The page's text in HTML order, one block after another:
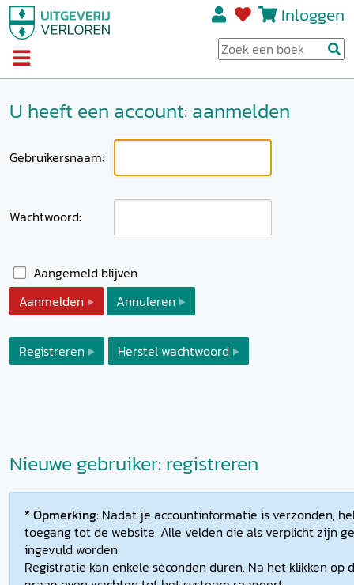
Inloggen
U heeft een account: aanmelden
Gebruikersnaam:
Wachtwoord:
Aangemeld blijven
Aanmelden
Annuleren
Registreren Herstel wachtwoord
Nieuwe gebruiker: registreren
* Opmerking: Nadat je accountinformatie is verzonden,
toegang tot de website. Alle velden die als verplicht zijn
ingevuld worden.
Registratie kan enkele seconden duren. Na het klikken op